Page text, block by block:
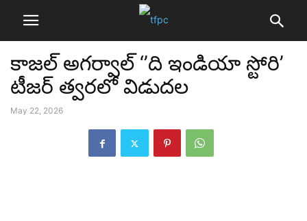
కాజల్ అగర్వాల్ ‘’ది ఇండియా స్టోరి’
టీజర్ త్వరలో విడుదల
May 22, 2026